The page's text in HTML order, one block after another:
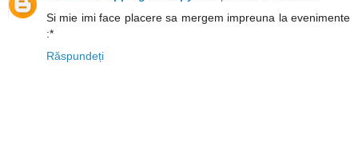
Si mie imi face placere sa mergem impreuna la evenimente
:*
Răspundeți